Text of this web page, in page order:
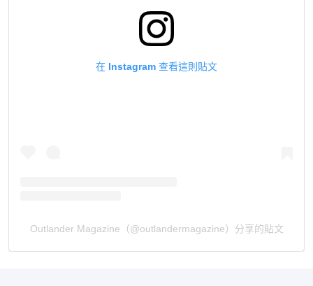
在 Instagram 查看這則貼文
Outlander Magazine（@outlandermagazine）分享的貼文